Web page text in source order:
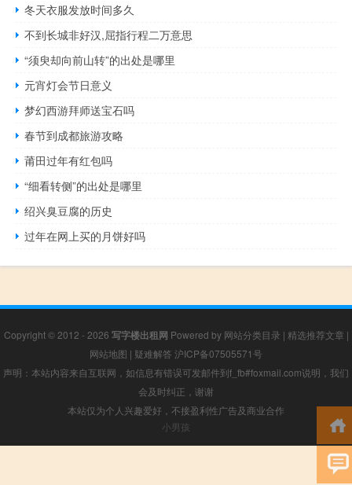
冬天衣服发放时间多久
不到长城非好汉,屈指行程二万意思
“须臾却向前山转”的出处是哪里
元宵灯会节日意义
梦幻西游拜师送宝石吗
春节到成都旅游攻略
莆田过年有红包吗
“细看转侧”的出处是哪里
绍兴臭豆腐的历史
过年在网上买的月饼好吗
Copyright © 2012 - 2026 写字楼出租网 Powered by 网站分类目录 | 精选推荐文章 |
网站地图 | 疑难解答 沪ICP备07505571号
声明：本站内容来自互联网，如信息有错误可发邮件到f_fb#foxmail.com说明，我们
会及时纠正，谢谢
本站仅为个人兴趣爱好，不接盈利性广告及商业合作
小男孩